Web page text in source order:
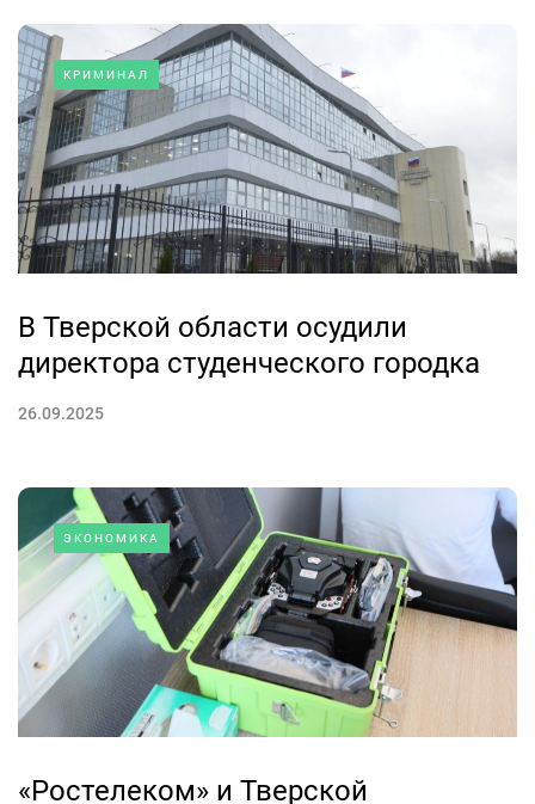
КРИМИНАЛ
В Тверской области осудили
директора студенческого городка
26.09.2025
ЭКОНОМИКА
«Ростелеком» и Тверской